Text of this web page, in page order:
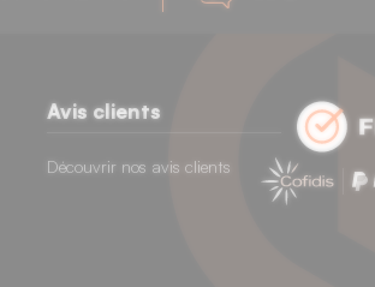
Avis clients
Découvrir nos avis clients